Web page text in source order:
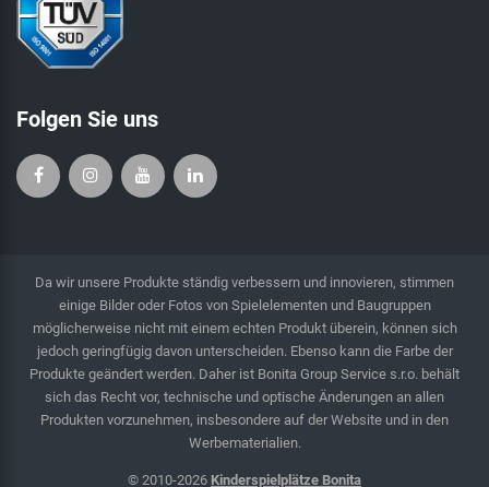
Folgen Sie uns
Da wir unsere Produkte ständig verbessern und innovieren, stimmen
einige Bilder oder Fotos von Spielelementen und Baugruppen
möglicherweise nicht mit einem echten Produkt überein, können sich
jedoch geringfügig davon unterscheiden. Ebenso kann die Farbe der
Produkte geändert werden. Daher ist Bonita Group Service s.r.o. behält
sich das Recht vor, technische und optische Änderungen an allen
Produkten vorzunehmen, insbesondere auf der Website und in den
Werbematerialien.
© 2010-2026 Kinderspielplätze Bonita